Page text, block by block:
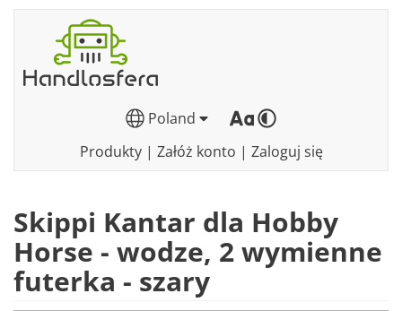
Poland
Produkty| Załóż konto | Zaloguj się
Skippi Kantar dla Hobby
Horse - wodze, 2 wymienne
futerka - szary